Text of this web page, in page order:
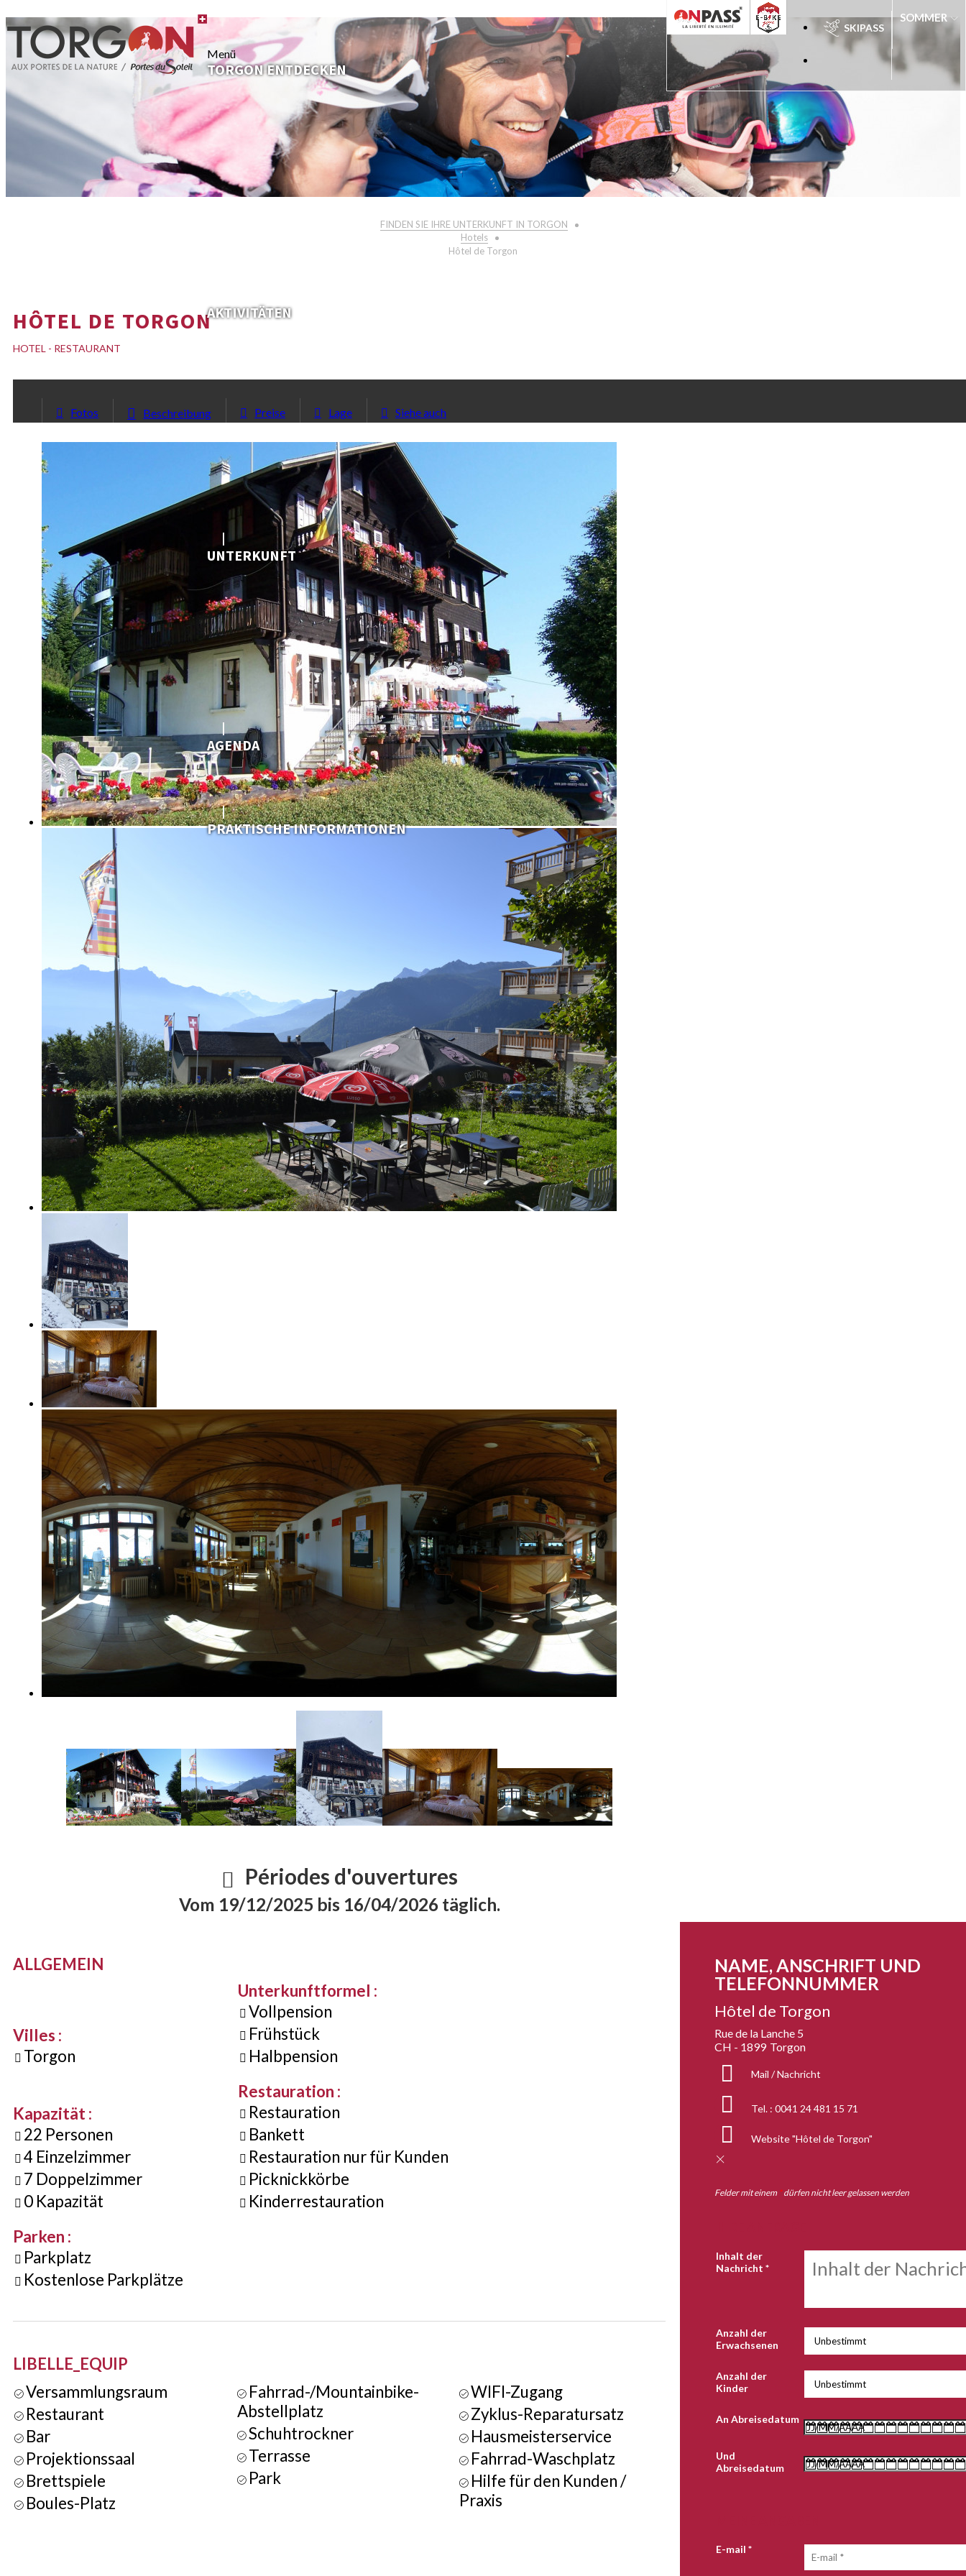
Menü
TORGON ENTDECKEN
AKTIVITÄTEN
UNTERKUNFT
AGENDA
PRAKTISCHE INFORMATIONEN
SKIPASS
SOMMER
FINDEN SIE IHRE UNTERKUNFT IN TORGON
Hotels
Hôtel de Torgon
HÔTEL DE TORGON
HOTEL - RESTAURANT
Fotos Beschreibung Preise Lage Siehe auch
Périodes d'ouvertures
Vom 19/12/2025 bis 16/04/2026 täglich.
NAME, ANSCHRIFT UND
TELEFONNUMMER
Hôtel de Torgon
Rue de la Lanche 5
CH - 1899 Torgon
Mail / Nachricht
Tel. : 0041 24 481 15 71
Website"Hôtel de Torgon"
Felder mit einem *dürfen nicht leer gelassen werden
Inhalt der
Nachricht *
Anzahl der
Erwachsenen
Anzahl der
Kinder
An Abreisedatum
Und
Abreisedatum
E-mail *
ALLGEMEIN
Villes :
Torgon
Unterkunftformel :
Vollpension
Frühstück
Halbpension
Kapazität :
22 Personen
4 Einzelzimmer
7 Doppelzimmer
0 Kapazität
Restauration :
Restauration
Bankett
Restauration nur für Kunden
Picknickkörbe
Kinderrestauration
Parken :
Parkplatz
Kostenlose Parkplätze
LIBELLE_EQUIP
Versammlungsraum
Restaurant
Bar
Projektionssaal
Brettspiele
Boules-Platz
Fahrrad-/Mountainbike-
Abstellplatz
Schuhtrockner
Terrasse
Park
WIFI-Zugang
Zyklus-Reparatursatz
Hausmeisterservice
Fahrrad-Waschplatz
Hilfe für den Kunden /
Praxis